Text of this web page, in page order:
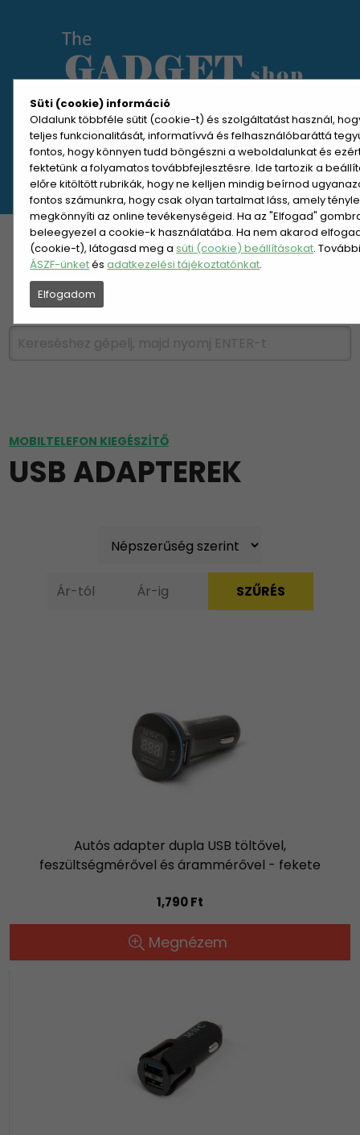
Süti (cookie) információ
Oldalunk többféle sütit (cookie-t) és szolgáltatást használ,
teljes funkcionalitását, informatívvá és felhasználóbaráttá
fontos, hogy könnyen tudd böngészni a weboldalunkat és
fektetünk a folyamatos továbbfejlesztésre. Ide tartozik a
előre kitöltött rubrikák, hogy ne kelljen mindig beírnod
fontos számunkra, hogy csak olyan tartalmat láss, amely
megkönnyíti az online tevékenységeid. Ha az "Elfogad"
beleegyezel a cookie-k használatába. Ha nem akarod
(cookie-t), látogasd meg asüti (cookie) beállításokat.
ÁSZF-ünketésadatkezelési tájékoztatónkat.
Elfogadom
MENÜ MEGNYITÁSA
REGISZTRÁCIÓ BELÉPÉS
KATEGÓRIÁK HETI AJÁNLAT
ÚJDONSÁGOK NÉPSZERŰ
MOBILTELEFON KIEGÉSZÍTŐ
USB ADAPTEREK
Autós adapter dupla USB töltővel,
feszültségmérővel és árammérővel - fekete
1,790 Ft
Megnézem